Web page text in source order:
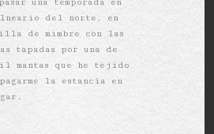
del norte, en
de mimbre con las
tapadas por una de
mantas que he tejido
la estancia en